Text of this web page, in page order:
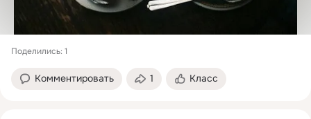
Поделились: 1
Комментировать 1 Класс